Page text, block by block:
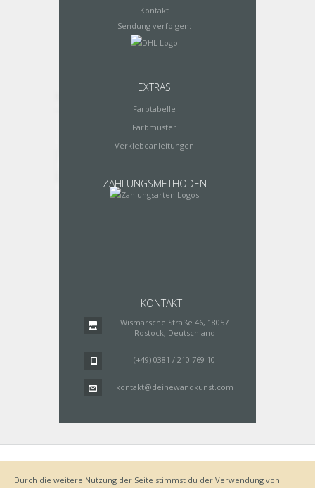
Kontakt
Sendung verfolgen:
EXTRAS
Farbtabelle
Farbmuster
Verklebeanleitungen
ZAHLUNGSMETHODEN
KONTAKT
Wismarsche Straße 46, 18057
Rostock, Deutschland
(+49) 0381 / 210 769 10
kontakt@deinewandkunst.com
Datenschutz
Lieferung
Bestellvorgang
AGB
Durch die weitere Nutzung der Seite stimmst du der Verwendung von